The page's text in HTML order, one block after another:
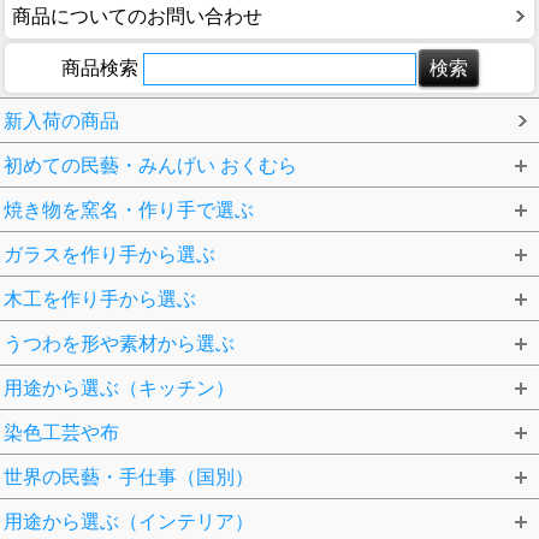
商品についてのお問い合わせ
商品検索
新入荷の商品
初めての民藝・みんげい おくむら
焼き物を窯名・作り手で選ぶ
ガラスを作り手から選ぶ
木工を作り手から選ぶ
うつわを形や素材から選ぶ
用途から選ぶ（キッチン）
染色工芸や布
世界の民藝・手仕事（国別）
用途から選ぶ（インテリア）